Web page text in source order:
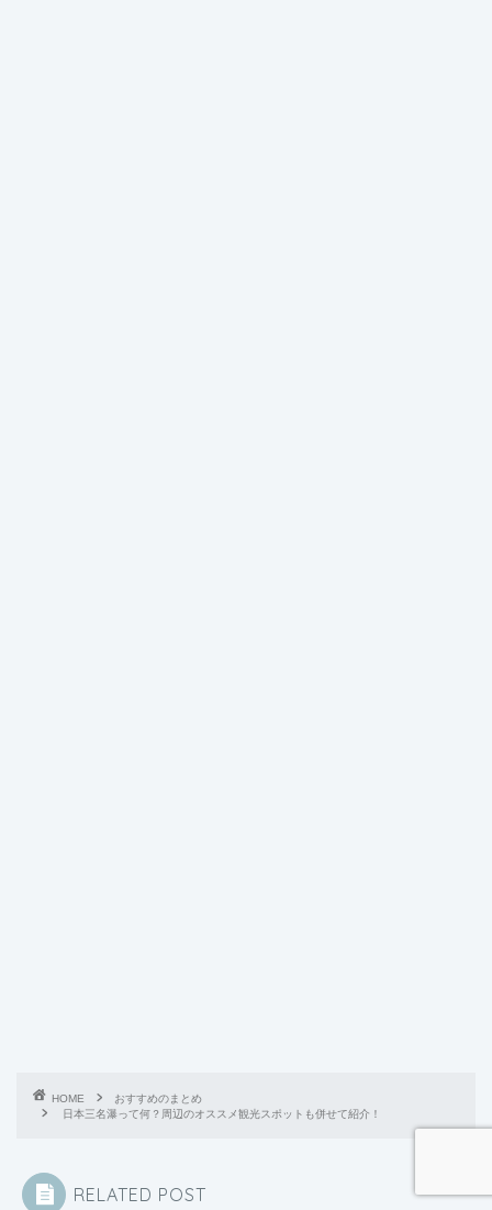
HOME
おすすめのまとめ
日本三名瀑って何？周辺のオススメ観光スポットも併せて紹介！
RELATED POST